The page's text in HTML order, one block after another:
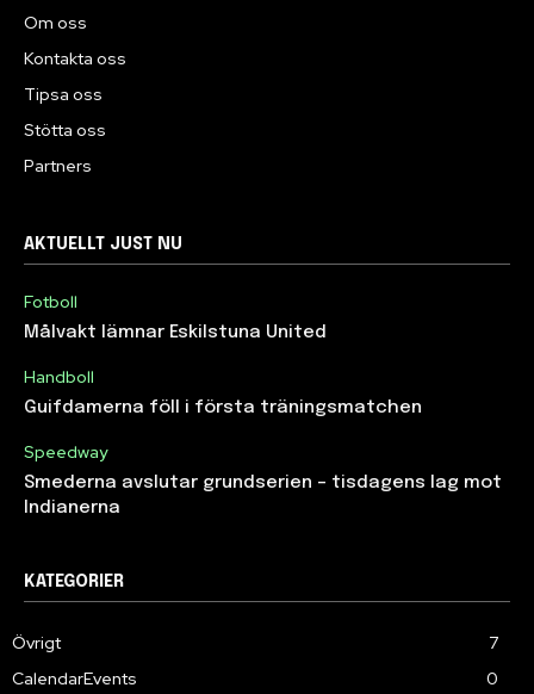
Om oss
Kontakta oss
Tipsa oss
Stötta oss
Partners
AKTUELLT JUST NU
Fotboll
Målvakt lämnar Eskilstuna United
Handboll
Guifdamerna föll i första träningsmatchen
Speedway
Smederna avslutar grundserien – tisdagens lag mot
Indianerna
KATEGORIER
Övrigt
7
CalendarEvents
0